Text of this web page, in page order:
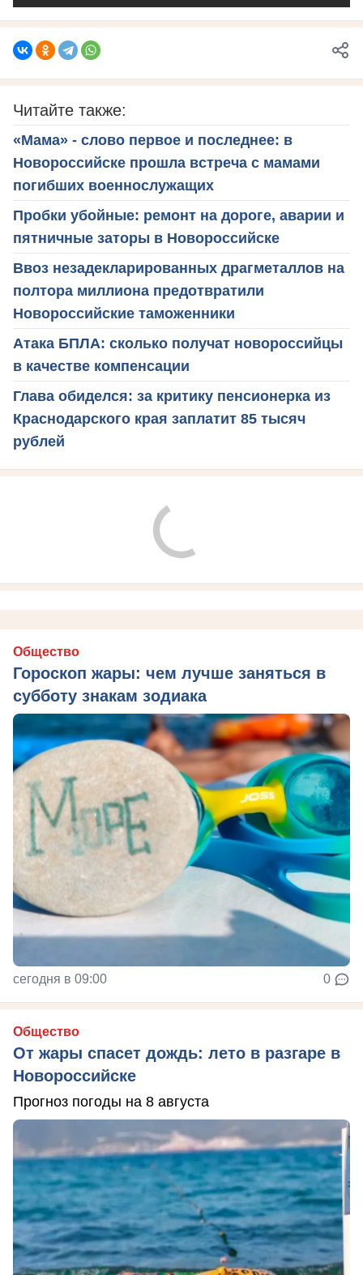
Читайте также:
«Мама» - слово первое и последнее: в
Новороссийске прошла встреча с мамами
погибших военнослужащих
Пробки убойные: ремонт на дороге, аварии и
пятничные заторы в Новороссийске
Ввоз незадекларированных драгметаллов на
полтора миллиона предотвратили
Новороссийские таможенники
Атака БПЛА: сколько получат новороссийцы
в качестве компенсации
Глава обиделся: за критику пенсионерка из
Краснодарского края заплатит 85 тысяч
рублей
Общество
Гороскоп жары: чем лучше заняться в
субботу знакам зодиака
сегодня в 09:00 0
Общество
От жары спасет дождь: лето в разгаре в
Новороссийске
Прогноз погоды на 8 августа